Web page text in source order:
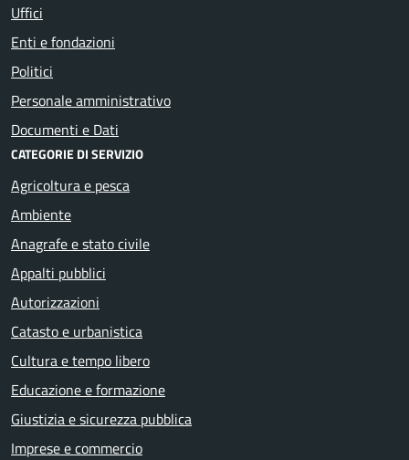
Uffici
Enti e fondazioni
Politici
Personale amministrativo
Documenti e Dati
CATEGORIE DI SERVIZIO
Agricoltura e pesca
Ambiente
Anagrafe e stato civile
Appalti pubblici
Autorizzazioni
Catasto e urbanistica
Cultura e tempo libero
Educazione e formazione
Giustizia e sicurezza pubblica
Imprese e commercio